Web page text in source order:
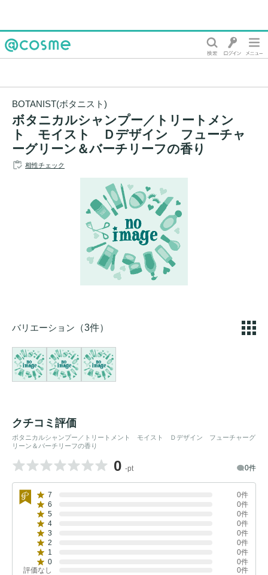
BOTANIST(ボタニスト)
ボタニカルシャンプー／トリートメン
ト モイスト Ｄデザイン フューチャ
ーグリーン＆バーチリーフの香り
相性チェック
バリエーション （3件）
クチコミ評価
ボタニカルシャンプー／トリートメント モイスト Ｄデザイン フューチャーグ
リーン＆バーチリーフの香り
0 -pt 0件
7
0件
6
0件
5
0件
4
0件
3
0件
2
0件
1
0件
0
0件
評価なし
0件